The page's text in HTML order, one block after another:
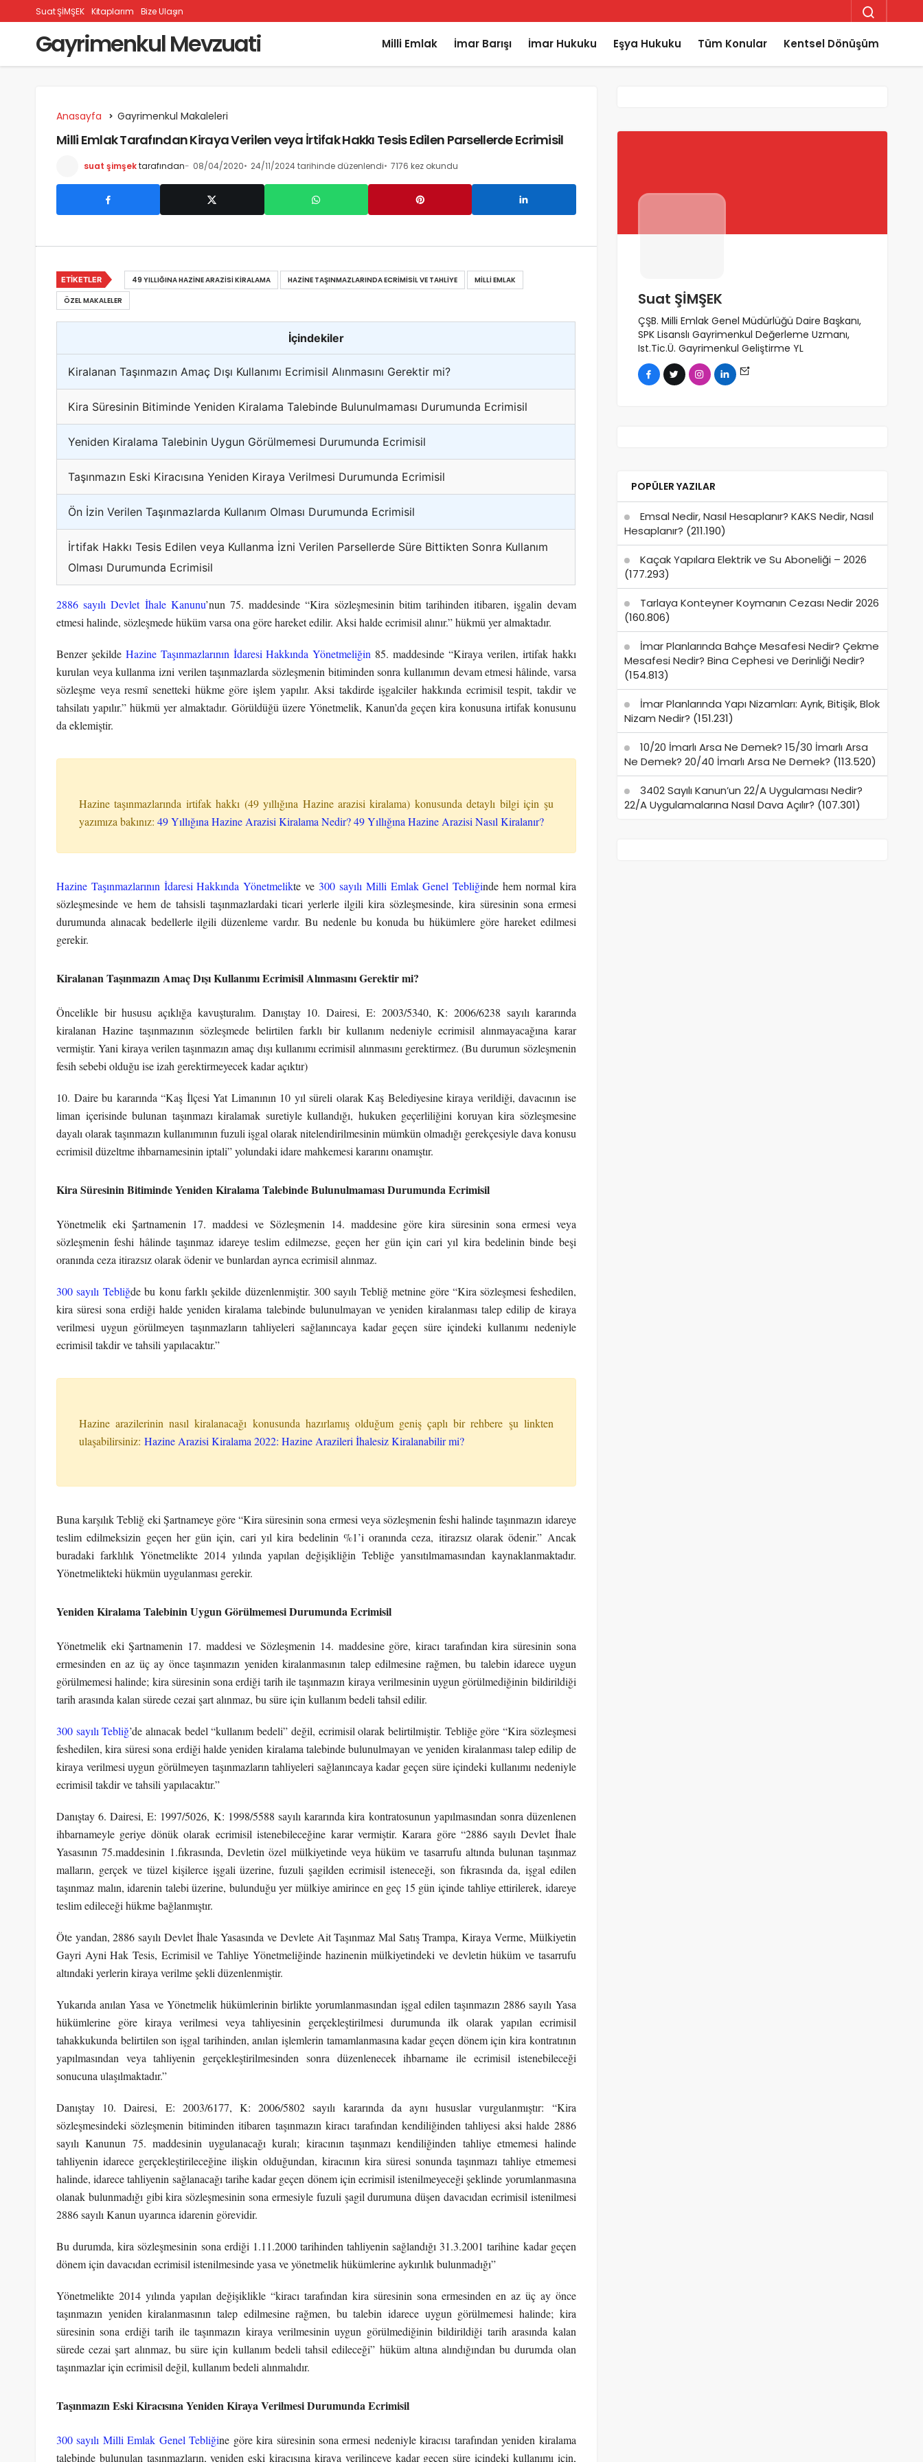
Suat ŞİMŞEK Kitaplarım Bize Ulaşın
Gayrimenkul Mevzuati Milli Emlak İmar Barışı İmar Hukuku Eşya Hukuku Tüm Konular Kentsel Dönüşüm
Anasayfa Gayrimenkul Makaleleri
Milli Emlak Tarafından Kiraya Verilen veya İrtifak Hakkı Tesis Edilen Parsellerde Ecrimisil
suat şimşektarafından 08/04/2020 24/11/2024 tarihinde düzenlendi 7176 kez okundu
İçindekiler
Kiralanan Taşınmazın Amaç Dışı Kullanımı Ecrimisil Alınmasını Gerektir mi?
Kira Süresinin Bitiminde Yeniden Kiralama Talebinde Bulunulmaması Durumunda Ecrimisil
Yeniden Kiralama Talebinin Uygun Görülmemesi Durumunda Ecrimisil
Taşınmazın Eski Kiracısına Yeniden Kiraya Verilmesi Durumunda Ecrimisil
Ön İzin Verilen Taşınmazlarda Kullanım Olması Durumunda Ecrimisil
İrtifak Hakkı Tesis Edilen veya Kullanma İzni Verilen Parsellerde Süre Bittikten Sonra Kullanım
Olması Durumunda Ecrimisil
2886 sayılı Devlet İhale Kanunu’nun 75. maddesinde “Kira sözleşmesinin bitim tarihinden itibaren, işgalin devam
etmesi halinde, sözleşmede hüküm varsa ona göre hareket edilir. Aksi halde ecrimisil alınır.” hükmü yer almaktadır.
Benzer şekilde Hazine Taşınmazlarının İdaresi Hakkında Yönetmeliğin 85. maddesinde “Kiraya verilen, irtifak hakkı
kurulan veya kullanma izni verilen taşınmazlarda sözleşmenin bitiminden sonra kullanımın devam etmesi hâlinde, varsa
sözleşme veya resmî senetteki hükme göre işlem yapılır. Aksi takdirde işgalciler hakkında ecrimisil tespit, takdir ve
tahsilatı yapılır.” hükmü yer almaktadır. Görüldüğü üzere Yönetmelik, Kanun’da geçen kira konusuna irtifak konusunu
da eklemiştir.
Hazine taşınmazlarında irtifak hakkı (49 yıllığına Hazine arazisi kiralama) konusunda detaylı bilgi için şu
yazımıza bakınız: 49 Yıllığına Hazine Arazisi Kiralama Nedir? 49 Yıllığına Hazine Arazisi Nasıl Kiralanır?
Hazine Taşınmazlarının İdaresi Hakkında Yönetmelikte ve 300 sayılı Milli Emlak Genel Tebliğinde hem normal kira
sözleşmesinde ve hem de tahsisli taşınmazlardaki ticari yerlerle ilgili kira sözleşmesinde, kira süresinin sona ermesi
durumunda alınacak bedellerle ilgili düzenleme vardır. Bu nedenle bu konuda bu hükümlere göre hareket edilmesi
gerekir.
Kiralanan Taşınmazın Amaç Dışı Kullanımı Ecrimisil Alınmasını Gerektir mi?
Öncelikle bir hususu açıklığa kavuşturalım. Danıştay 10. Dairesi, E: 2003/5340, K: 2006/6238 sayılı kararında
kiralanan Hazine taşınmazının sözleşmede belirtilen farklı bir kullanım nedeniyle ecrimisil alınmayacağına karar
vermiştir. Yani kiraya verilen taşınmazın amaç dışı kullanımı ecrimisil alınmasını gerektirmez. (Bu durumun sözleşmenin
fesih sebebi olduğu ise izah gerektirmeyecek kadar açıktır)
10. Daire bu kararında “Kaş İlçesi Yat Limanının 10 yıl süreli olarak Kaş Belediyesine kiraya verildiği, davacının ise
liman içerisinde bulunan taşınmazı kiralamak suretiyle kullandığı, hukuken geçerliliğini koruyan kira sözleşmesine
dayalı olarak taşınmazın kullanımının fuzuli işgal olarak nitelendirilmesinin mümkün olmadığı gerekçesiyle dava konusu
ecrimisil düzeltme ihbarnamesinin iptali” yolundaki idare mahkemesi kararını onamıştır.
Kira Süresinin Bitiminde Yeniden Kiralama Talebinde Bulunulmaması Durumunda Ecrimisil
Yönetmelik eki Şartnamenin 17. maddesi ve Sözleşmenin 14. maddesine göre kira süresinin sona ermesi veya
sözleşmenin feshi hâlinde taşınmaz idareye teslim edilmezse, geçen her gün için cari yıl kira bedelinin binde beşi
oranında ceza itirazsız olarak ödenir ve bunlardan ayrıca ecrimisil alınmaz.
300 sayılı Tebliğde bu konu farklı şekilde düzenlenmiştir. 300 sayılı Tebliğ metnine göre “Kira sözleşmesi feshedilen,
kira süresi sona erdiği halde yeniden kiralama talebinde bulunulmayan ve yeniden kiralanması talep edilip de kiraya
verilmesi uygun görülmeyen taşınmazların tahliyeleri sağlanıncaya kadar geçen süre içindeki kullanımı nedeniyle
ecrimisil takdir ve tahsili yapılacaktır.”
Hazine arazilerinin nasıl kiralanacağı konusunda hazırlamış olduğum geniş çaplı bir rehbere şu linkten
ulaşabilirsiniz: Hazine Arazisi Kiralama 2022: Hazine Arazileri İhalesiz Kiralanabilir mi?
Buna karşılık Tebliğ eki Şartnameye göre “Kira süresinin sona ermesi veya sözleşmenin feshi halinde taşınmazın idareye
teslim edilmeksizin geçen her gün için, cari yıl kira bedelinin %1’i oranında ceza, itirazsız olarak ödenir.” Ancak
buradaki farklılık Yönetmelikte 2014 yılında yapılan değişikliğin Tebliğe yansıtılmamasından kaynaklanmaktadır.
Yönetmelikteki hükmün uygulanması gerekir.
Yeniden Kiralama Talebinin Uygun Görülmemesi Durumunda Ecrimisil
Yönetmelik eki Şartnamenin 17. maddesi ve Sözleşmenin 14. maddesine göre, kiracı tarafından kira süresinin sona
ermesinden en az üç ay önce taşınmazın yeniden kiralanmasının talep edilmesine rağmen, bu talebin idarece uygun
görülmemesi halinde; kira süresinin sona erdiği tarih ile taşınmazın kiraya verilmesinin uygun görülmediğinin bildirildiği
tarih arasında kalan sürede cezai şart alınmaz, bu süre için kullanım bedeli tahsil edilir.
300 sayılı Tebliğ’de alınacak bedel “kullanım bedeli” değil, ecrimisil olarak belirtilmiştir. Tebliğe göre “Kira sözleşmesi
feshedilen, kira süresi sona erdiği halde yeniden kiralama talebinde bulunulmayan ve yeniden kiralanması talep edilip de
kiraya verilmesi uygun görülmeyen taşınmazların tahliyeleri sağlanıncaya kadar geçen süre içindeki kullanımı nedeniyle
ecrimisil takdir ve tahsili yapılacaktır.”
Danıştay 6. Dairesi, E: 1997/5026, K: 1998/5588 sayılı kararında kira kontratosunun yapılmasından sonra düzenlenen
ihbarnameyle geriye dönük olarak ecrimisil istenebileceğine karar vermiştir. Karara göre “2886 sayılı Devlet İhale
Yasasının 75.maddesinin 1.fıkrasında, Devletin özel mülkiyetinde veya hüküm ve tasarrufu altında bulunan taşınmaz
malların, gerçek ve tüzel kişilerce işgali üzerine, fuzuli şagilden ecrimisil isteneceği, son fıkrasında da, işgal edilen
taşınmaz malın, idarenin talebi üzerine, bulunduğu yer mülkiye amirince en geç 15 gün içinde tahliye ettirilerek, idareye
teslim edileceği hükme bağlanmıştır.
Öte yandan, 2886 sayılı Devlet İhale Yasasında ve Devlete Ait Taşınmaz Mal Satış Trampa, Kiraya Verme, Mülkiyetin
Gayri Ayni Hak Tesis, Ecrimisil ve Tahliye Yönetmeliğinde hazinenin mülkiyetindeki ve devletin hüküm ve tasarrufu
altındaki yerlerin kiraya verilme şekli düzenlenmiştir.
Yukarıda anılan Yasa ve Yönetmelik hükümlerinin birlikte yorumlanmasından işgal edilen taşınmazın 2886 sayılı Yasa
hükümlerine göre kiraya verilmesi veya tahliyesinin gerçekleştirilmesi durumunda ilk olarak yapılan ecrimisil
tahakkukunda belirtilen son işgal tarihinden, anılan işlemlerin tamamlanmasına kadar geçen dönem için kira kontratının
yapılmasından veya tahliyenin gerçekleştirilmesinden sonra düzenlenecek ihbarname ile ecrimisil istenebileceği
sonucuna ulaşılmaktadır.”
Danıştay 10. Dairesi, E: 2003/6177, K: 2006/5802 sayılı kararında da aynı hususlar vurgulanmıştır: “Kira
sözleşmesindeki sözleşmenin bitiminden itibaren taşınmazın kiracı tarafından kendiliğinden tahliyesi aksi halde 2886
sayılı Kanunun 75. maddesinin uygulanacağı kuralı; kiracının taşınmazı kendiliğinden tahliye etmemesi halinde
tahliyenin idarece gerçekleştirileceğine ilişkin olduğundan, kiracının kira süresi sonunda taşınmazı tahliye etmemesi
halinde, idarece tahliyenin sağlanacağı tarihe kadar geçen dönem için ecrimisil istenilmeyeceği şeklinde yorumlanmasına
olanak bulunmadığı gibi kira sözleşmesinin sona ermesiyle fuzuli şagil durumuna düşen davacıdan ecrimisil istenilmesi
2886 sayılı Kanun uyarınca idarenin görevidir.
Bu durumda, kira sözleşmesinin sona erdiği 1.11.2000 tarihinden tahliyenin sağlandığı 31.3.2001 tarihine kadar geçen
dönem için davacıdan ecrimisil istenilmesinde yasa ve yönetmelik hükümlerine aykırılık bulunmadığı”
Yönetmelikte 2014 yılında yapılan değişiklikle “kiracı tarafından kira süresinin sona ermesinden en az üç ay önce
taşınmazın yeniden kiralanmasının talep edilmesine rağmen, bu talebin idarece uygun görülmemesi halinde; kira
süresinin sona erdiği tarih ile taşınmazın kiraya verilmesinin uygun görülmediğinin bildirildiği tarih arasında kalan
sürede cezai şart alınmaz, bu süre için kullanım bedeli tahsil edileceği” hüküm altına alındığından bu durumda olan
taşınmazlar için ecrimisil değil, kullanım bedeli alınmalıdır.
Taşınmazın Eski Kiracısına Yeniden Kiraya Verilmesi Durumunda Ecrimisil
300 sayılı Milli Emlak Genel Tebliğine göre kira süresinin sona ermesi nedeniyle kiracısı tarafından yeniden kiralama
talebinde bulunulan taşınmazların, yeniden eski kiracısına kiraya verilinceye kadar geçen süre içindeki kullanımı için,
ETIKETLER 49 YILLIĞINA HAZINE ARAZISI KIRALAMA HAZINE TAŞINMAZLARINDA ECRIMISIL VE TAHLIYE
MILLI EMLAK
ÖZEL MAKALELER
Suat ŞİMŞEK
ÇŞB. Milli Emlak Genel Müdürlüğü Daire Başkanı,
SPK Lisanslı Gayrimenkul Değerleme Uzmanı,
Ist.Tic.Ü. Gayrimenkul Geliştirme YL
POPÜLER YAZILAR
Emsal Nedir, Nasıl Hesaplanır? KAKS Nedir, Nasıl
Hesaplanır? (211.190)
Kaçak Yapılara Elektrik ve Su Aboneliği – 2026
(177.293)
Tarlaya Konteyner Koymanın Cezası Nedir 2026
(160.806)
İmar Planlarında Bahçe Mesafesi Nedir? Çekme
Mesafesi Nedir? Bina Cephesi ve Derinliği Nedir?
(154.813)
İmar Planlarında Yapı Nizamları: Ayrık, Bitişik, Blok
Nizam Nedir? (151.231)
10/20 İmarlı Arsa Ne Demek? 15/30 İmarlı Arsa
Ne Demek? 20/40 İmarlı Arsa Ne Demek? (113.520)
3402 Sayılı Kanun’un 22/A Uygulaması Nedir?
22/A Uygulamalarına Nasıl Dava Açılır? (107.301)